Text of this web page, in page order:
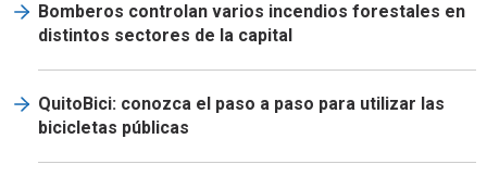
Bomberos controlan varios incendios forestales en
distintos sectores de la capital
QuitoBici: conozca el paso a paso para utilizar las
bicicletas públicas